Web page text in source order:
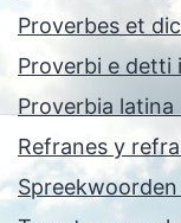
Proverbes et
Proverbi e detti
Proverbia
Refranes y